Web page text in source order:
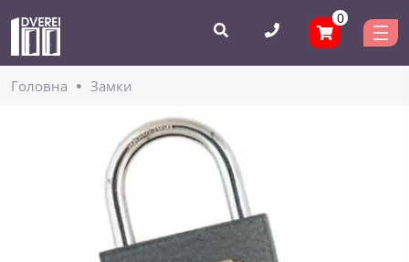
0
Головнa Замки